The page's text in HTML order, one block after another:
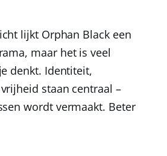
lijkt Orphan Black een
maar het is veel
denkt. Identiteit,
staan centraal –
wordt vermaakt. Beter